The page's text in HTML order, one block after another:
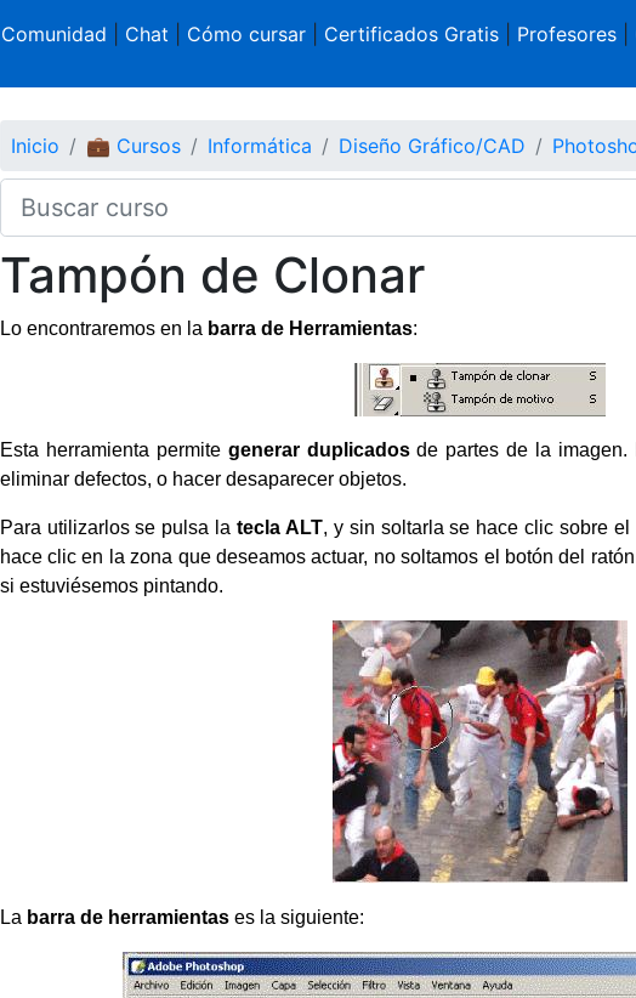
Comunidad Chat Cómo cursar| Certificados Gratis| Profesores|
Inicio 💼 Cursos Informática Diseño Gráfico/CAD
Tampón de Clonar
Lo encontraremos en la barra de Herramientas:
Esta herramienta permite generar duplicadosde partes de la imagen.
eliminar defectos, o hacer desaparecer objetos.
Para utilizarlos se pulsa latecla ALT, y sin soltarla se hace clic sobre
hace clic en la zona que deseamos actuar, no soltamos el botón del
si estuviésemos pintando.
La barra de herramientases la siguiente: